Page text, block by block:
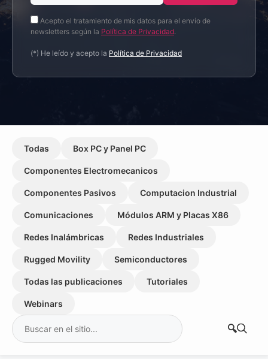
Acepto el tratamiento de mis datos para el envío de
newsletters según la Política de Privacidad.
(*) He leído y acepto la Política de Privacidad
Todas Box PC y Panel PC
Componentes Electromecanicos
Componentes Pasivos Computacion Industrial
Comunicaciones Módulos ARM y Placas X86
Redes Inalámbricas Redes Industriales
Rugged Movility Semiconductores
Todas las publicaciones Tutoriales
Webinars
Buscar: